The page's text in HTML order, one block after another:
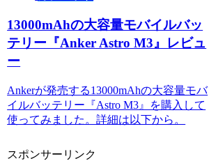
13000mAhの大容量モバイルバッ
テリー『Anker Astro M3』レビュ
ー
Ankerが発売する13000mAhの大容量モバ
イルバッテリー『Astro M3』を購入して
使ってみました。詳細は以下から。
スポンサーリンク